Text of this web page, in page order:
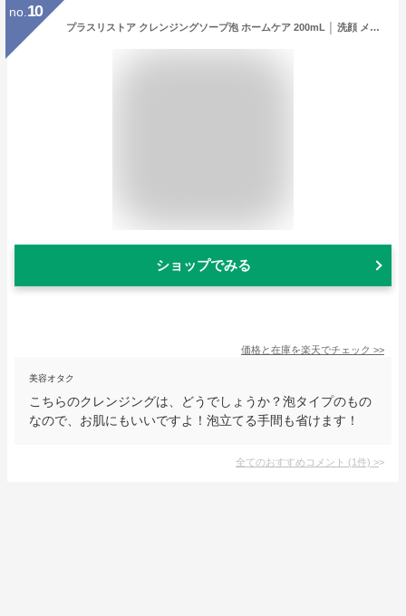
no. 10
プラスリストア クレンジングソープ泡 ホームケア 200mL │ 洗顔 メイク落とし 泡洗顔 無添加 低刺激 ダブル洗顔不要 泡タイプ クレンジング まつエク対応 洗顔料 敏感肌対応
ショップでみる
価格と在庫を楽天でチェック >>
美容オタク
こちらのクレンジングは、どうでしょうか？泡タイプのもの
なので、お肌にもいいですよ！泡立てる手間も省けます！
全てのおすすめコメント (1件) >